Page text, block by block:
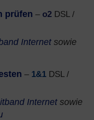
prüfen – o2 DSL /
Internetsowie
– 1&1 DSL /
Internetsowie